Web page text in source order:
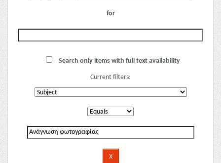
for
Search only items with full text availability
Current filters: